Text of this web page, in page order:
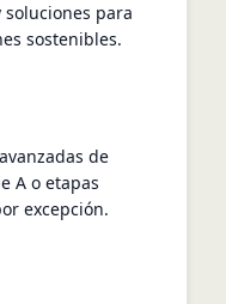
para
sostenibles.
de
A o etapas
excepción.